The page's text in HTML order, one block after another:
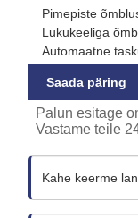
Pimepiste
Lukukeeliga
Automaatne
Saada päring
Palun esitage
Vastame teile